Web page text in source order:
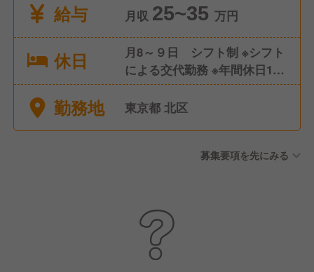
給与
月収 25~35 万円
休日
月8～９日 シフト制 ※シフト
による交代勤務 ※年間休日108
日
勤務地 東京都 北区
募集要項を先にみる